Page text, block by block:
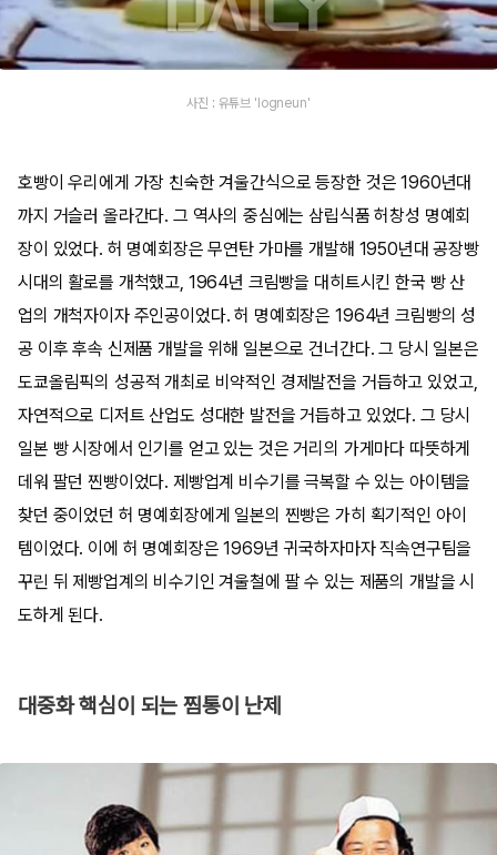
사진 : 유튜브 'logneun'
호빵이 우리에게 가장 친숙한 겨울간식으로 등장한 것은 1960년대
까지 거슬러 올라간다. 그 역사의 중심에는 삼립식품 허창성 명예회
장이 있었다. 허 명예회장은 무연탄 가마를 개발해 1950년대 공장빵
시대의 활로를 개척했고, 1964년 크림빵을 대히트시킨 한국 빵 산
업의 개척자이자 주인공이었다. 허 명예회장은 1964년 크림빵의 성
공 이후 후속 신제품 개발을 위해 일본으로 건너간다. 그 당시 일본은
도쿄올림픽의 성공적 개최로 비약적인 경제발전을 거듭하고 있었고,
자연적으로 디저트 산업도 성대한 발전을 거듭하고 있었다. 그 당시
일본 빵 시장에서 인기를 얻고 있는 것은 거리의 가게마다 따뜻하게
데워 팔던 찐빵이었다. 제빵업계 비수기를 극복할 수 있는 아이템을
찾던 중이었던 허 명예회장에게 일본의 찐빵은 가히 획기적인 아이
템이었다. 이에 허 명예회장은 1969년 귀국하자마자 직속연구팀을
꾸린 뒤 제빵업계의 비수기인 겨울철에 팔 수 있는 제품의 개발을 시
도하게 된다.
대중화 핵심이 되는 찜통이 난제